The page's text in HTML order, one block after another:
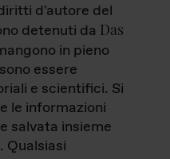
d'autore del
detenuti da Das
in pieno
essere
e scientifici. Si
le informazioni
salvata insieme
Qualsiasi